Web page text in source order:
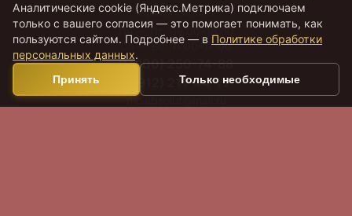
Время работы
Пн — Пт:
09:00–18:00
Сб — Вс:11:00–17:00
8 (800) 250-74-88
8 (912) 211-44-77
moiabsolut@mail.ru
Аналитические cookie (Яндекс.Метрика) подключаем
только с вашего согласия — это помогает понимать, как
пользуются сайтом. Подробнее — в Политике обработки
персональных данных.
Принять Только необходимые